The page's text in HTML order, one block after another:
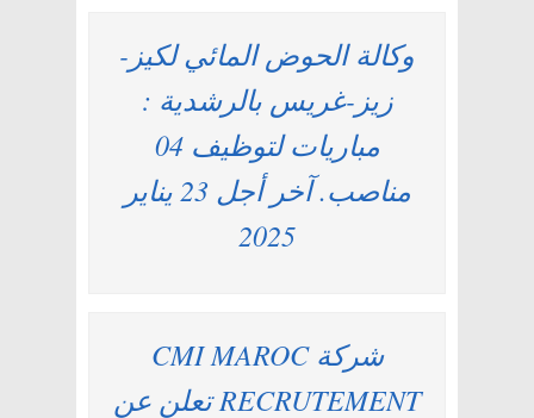
وكالة الحوض المائي لكيز-
زيز-غريس بالرشدية :
مباريات لتوظيف 04
مناصب. آخر أجل 23 يناير
2025
شركة CMI MAROC
RECRUTEMENT تعلن عن